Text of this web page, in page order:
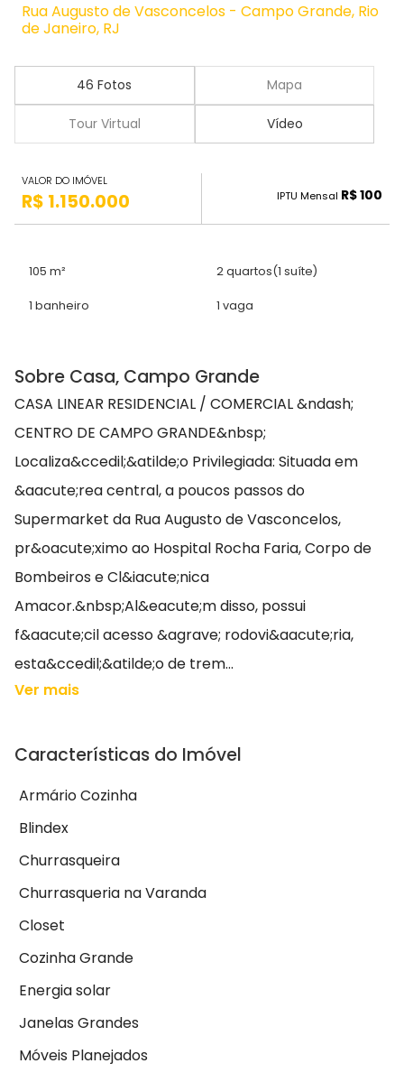
Rua Augusto de Vasconcelos - Campo Grande, Rio
de Janeiro, RJ
46 Fotos Mapa
Tour Virtual Vídeo
VALOR DO IMÓVEL
R$ 1.150.000 IPTU Mensal R$ 100
105 m² 2 quartos(1 suíte)
1 banheiro 1 vaga
Sobre Casa, Campo Grande
CASA LINEAR RESIDENCIAL / COMERCIAL &ndash;
CENTRO DE CAMPO GRANDE&nbsp;
Localiza&ccedil;&atilde;o Privilegiada: Situada em
&aacute;rea central, a poucos passos do
Supermarket da Rua Augusto de Vasconcelos,
pr&oacute;ximo ao Hospital Rocha Faria, Corpo de
Bombeiros e Cl&iacute;nica
Amacor.&nbsp;Al&eacute;m disso, possui
f&aacute;cil acesso &agrave; rodovi&aacute;ria,
esta&ccedil;&atilde;o de trem...
Ver mais
Características do Imóvel
Armário Cozinha
Blindex
Churrasqueira
Churrasqueria na Varanda
Closet
Cozinha Grande
Energia solar
Janelas Grandes
Móveis Planejados